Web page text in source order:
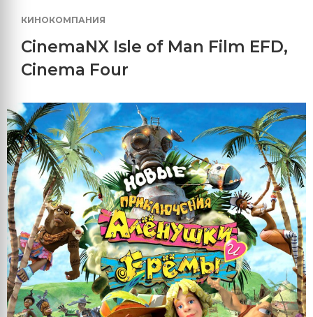
КИНОКОМПАНИЯ
CinemaNX Isle of Man Film EFD,
Cinema Four